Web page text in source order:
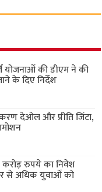
योजनाओं की डीएम ने की
के दिए निर्देश
देओल और प्रीति जिंटा,
करोड़ रुपये का निवेश
से अधिक युवाओं को